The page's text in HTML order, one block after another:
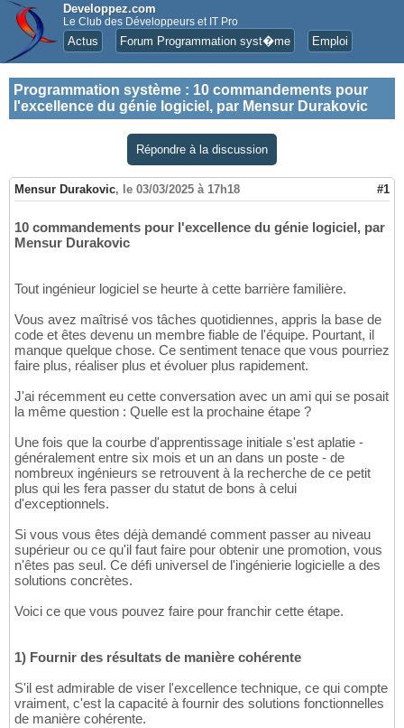
Developpez.com
Le Club des Développeurs et IT Pro
Actus Forum Programmation syst�me Emploi
Programmation système : 10 commandements pour
l'excellence du génie logiciel, par Mensur Durakovic
Répondre à la discussion
Mensur Durakovic, le 03/03/2025 à 17h18 #1
10 commandements pour l'excellence du génie logiciel, par
Mensur Durakovic
Tout ingénieur logiciel se heurte à cette barrière familière.
Vous avez maîtrisé vos tâches quotidiennes, appris la base de
code et êtes devenu un membre fiable de l'équipe. Pourtant, il
manque quelque chose. Ce sentiment tenace que vous pourriez
faire plus, réaliser plus et évoluer plus rapidement.
J'ai récemment eu cette conversation avec un ami qui se posait
la même question : Quelle est la prochaine étape ?
Une fois que la courbe d'apprentissage initiale s'est aplatie -
généralement entre six mois et un an dans un poste - de
nombreux ingénieurs se retrouvent à la recherche de ce petit
plus qui les fera passer du statut de bons à celui
d'exceptionnels.
Si vous vous êtes déjà demandé comment passer au niveau
supérieur ou ce qu'il faut faire pour obtenir une promotion, vous
n'êtes pas seul. Ce défi universel de l'ingénierie logicielle a des
solutions concrètes.
Voici ce que vous pouvez faire pour franchir cette étape.
1) Fournir des résultats de manière cohérente
S'il est admirable de viser l'excellence technique, ce qui compte
vraiment, c'est la capacité à fournir des solutions fonctionnelles
de manière cohérente.